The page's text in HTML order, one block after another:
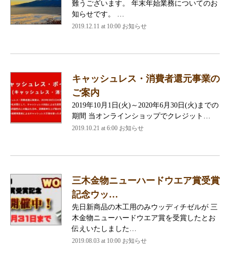
難うございます。 年末年始業務についてのお
知らせです。 …
2019.12.11 at 10:00 お知らせ
キャッシュレス・消費者還元事業の
ご案内
2019年10月1日(火)～2020年6月30日(火)までの
期間 当オンラインショップでクレジット…
2019.10.21 at 6:00 お知らせ
三木金物ニューハードウエア賞受賞
記念ウッ…
先日新商品の木工用のみウッディチゼルが 三
木金物ニューハードウエア賞を受賞したとお
伝えいたしました…
2019.08.03 at 10:00 お知らせ